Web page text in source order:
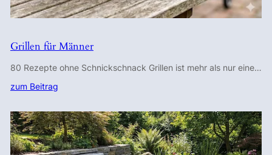
Grillen für Männer
80 Rezepte ohne Schnickschnack Grillen ist mehr als nur eine…
zum Beitrag